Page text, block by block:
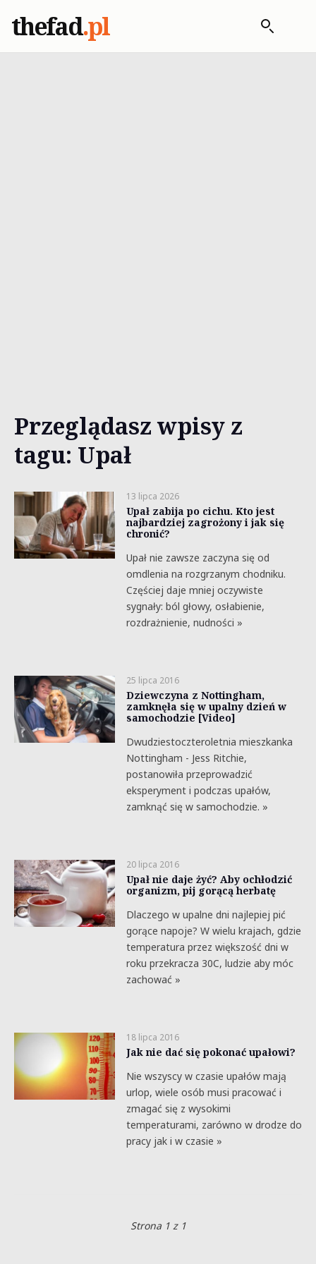
thefad.pl
Przeglądasz wpisy z
tagu: Upał
13 lipca 2026
Upał zabija po cichu. Kto jest
najbardziej zagrożony i jak się
chronić?
Upał nie zawsze zaczyna się od
omdlenia na rozgrzanym chodniku.
Częściej daje mniej oczywiste
sygnały: ból głowy, osłabienie,
rozdrażnienie, nudności »
25 lipca 2016
Dziewczyna z Nottingham,
zamknęła się w upalny dzień w
samochodzie [Video]
Dwudziestoczteroletnia mieszkanka
Nottingham - Jess Ritchie,
postanowiła przeprowadzić
eksperyment i podczas upałów,
zamknąć się w samochodzie. »
20 lipca 2016
Upał nie daje żyć? Aby ochłodzić
organizm, pij gorącą herbatę
Dlaczego w upalne dni najlepiej pić
gorące napoje? W wielu krajach, gdzie
temperatura przez większość dni w
roku przekracza 30C, ludzie aby móc
zachować »
18 lipca 2016
Jak nie dać się pokonać upałowi?
Nie wszyscy w czasie upałów mają
urlop, wiele osób musi pracować i
zmagać się z wysokimi
temperaturami, zarówno w drodze do
pracy jak i w czasie »
Strona 1 z 1